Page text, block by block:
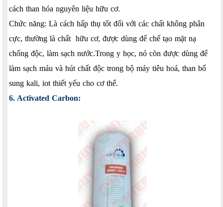
cách than hóa nguyên liệu hữu cơ.
Chức năng: Là cách hấp thụ tốt đối với các chất không phân
cực, thường là chất hữu cơ, được dùng để chế tạo mặt nạ
chống độc, làm sạch nước.Trong y học, nó còn được dùng để
làm sạch máu và hút chất độc trong bộ máy tiêu hoá, than bổ
sung kali, iot thiết yếu cho cơ thể.
6. Activated Carbon: